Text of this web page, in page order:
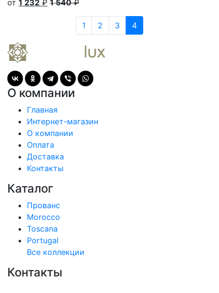
от 1 232 ₽ 1 540₽
1 2 3 4
О компании
Главная
Интернет-магазин
О компании
Оплата
Доставка
Контакты
Каталог
Прованс
Morocco
Toscana
Portugal
Все коллекции
Контакты